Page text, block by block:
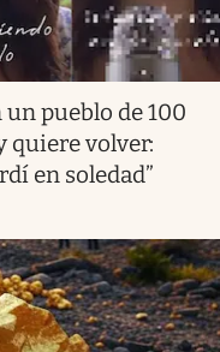
pueblo de 100
quiere volver:
en soledad”